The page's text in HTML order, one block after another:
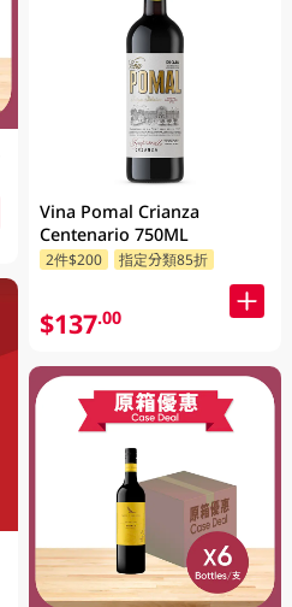
Vina Pomal Crianza
Centenario 750ML
2件$200 指定分類85折
$137.00